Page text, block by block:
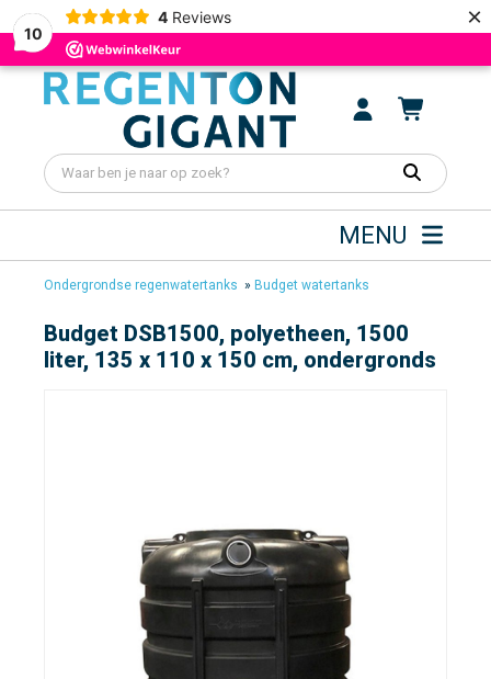
10
4 Reviews ×
MENU
Ondergrondse regenwatertanks » Budget watertanks
Budget DSB1500, polyetheen, 1500
liter, 135 x 110 x 150 cm, ondergronds